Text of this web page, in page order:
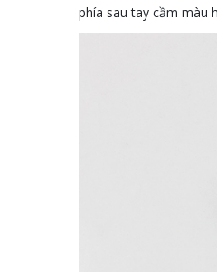
phía sau tay cầm màu